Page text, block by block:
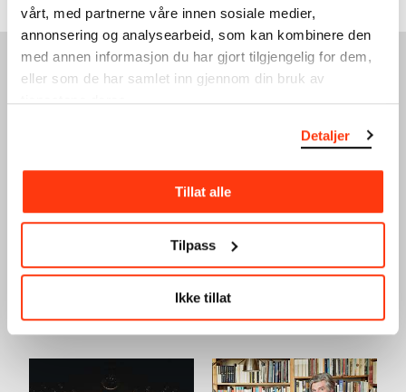
vårt, med partnerne våre innen sosiale medier,
annonsering og analysearbeid, som kan kombinere den
med annen informasjon du har gjort tilgjengelig for dem,
eller som de har samlet inn gjennom din bruk av
tjenestene deres.
Detaljer
Tillat alle
Tilpass
Ikke tillat
SE OGSÅ
BRIAN BLADE & HANNA
PAULSBERG
12.08.2026,20:00
NATURAL INFORMATION
SOCIETY
OSLO JAZZFESTIVAL
13.08.2026,19:00